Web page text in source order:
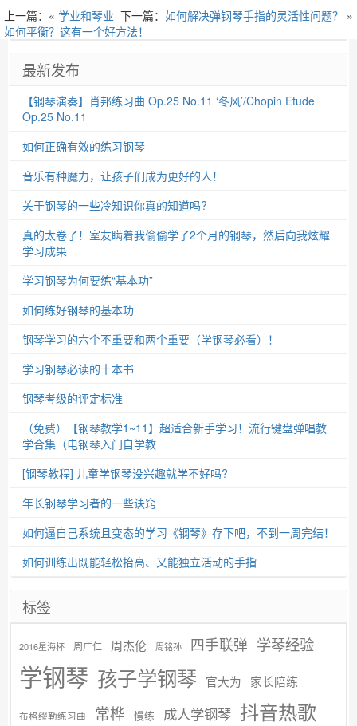
下一篇： 如何解决弹钢琴手指的灵活性问题？ »
上一篇：« 学业和琴业
如何平衡？这有一个好方法！
最新发布
【钢琴演奏】肖邦练习曲 Op.25 No.11 ‘冬风’/Chopin Etude
Op.25 No.11
如何正确有效的练习钢琴
音乐有种魔力，让孩子们成为更好的人！
关于钢琴的一些冷知识你真的知道吗?
真的太卷了！室友瞒着我偷偷学了2个月的钢琴，然后向我炫耀
学习成果
学习钢琴为何要练“基本功”
如何练好钢琴的基本功
钢琴学习的六个不重要和两个重要（学钢琴必看）！
学习钢琴必读的十本书
钢琴考级的评定标准
（免费）【钢琴教学1~11】超适合新手学习！流行键盘弹唱教
学合集（电钢琴入门自学教
[钢琴教程] 儿童学钢琴没兴趣就学不好吗?
年长钢琴学习者的一些诀窍
如何逼自己系统且变态的学习《钢琴》存下吧，不到一周完结！
如何训练出既能轻松抬高、又能独立活动的手指
标签
2016星海杯 周广仁 周杰伦 周铭孙 四手联弹 学琴经验
学钢琴 孩子学钢琴 官大为 家长陪练
布格缪勒练习曲 常桦 慢练 成人学钢琴 抖音热歌